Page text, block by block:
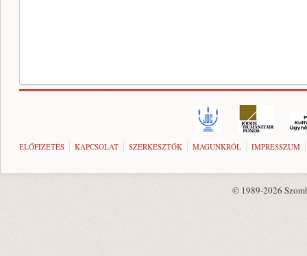
ELŐFIZETÉS KAPCSOLAT SZERKESZTŐK MAGUNKRÓL IMPRESSZUM
© 1989-2026